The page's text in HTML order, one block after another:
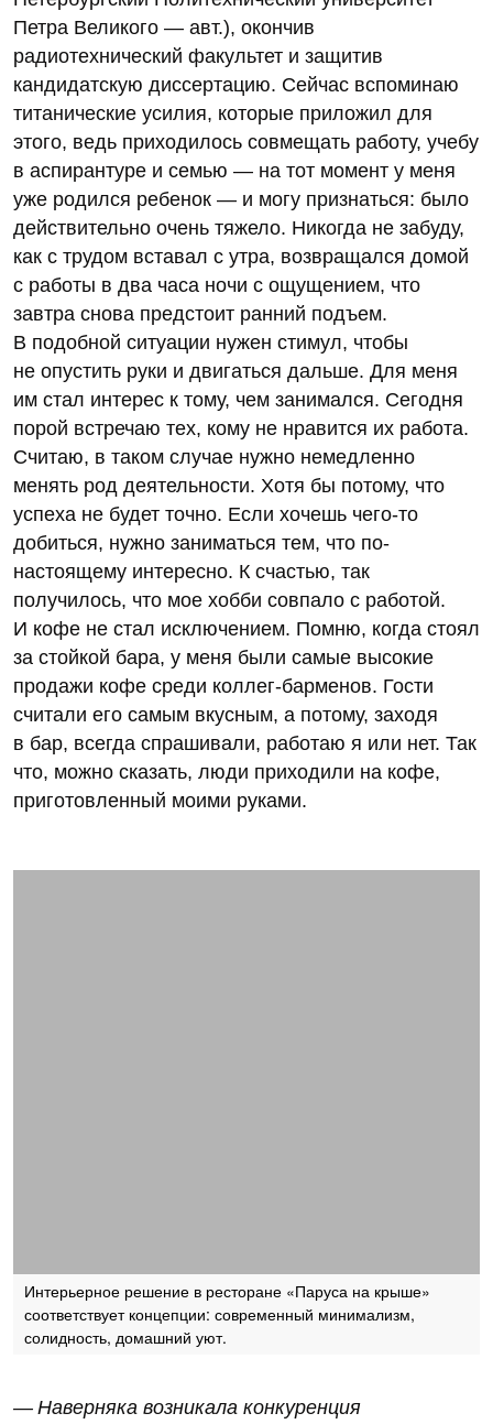
Петра Великого — авт.), окончив
радиотехнический факультет и защитив
кандидатскую диссертацию. Сейчас вспоминаю
титанические усилия, которые приложил для
этого, ведь приходилось совмещать работу, учебу
в аспирантуре и семью — на тот момент у меня
уже родился ребенок — и могу признаться: было
действительно очень тяжело. Никогда не забуду,
как с трудом вставал с утра, возвращался домой
с работы в два часа ночи с ощущением, что
завтра снова предстоит ранний подъем.
В подобной ситуации нужен стимул, чтобы
не опустить руки и двигаться дальше. Для меня
им стал интерес к тому, чем занимался. Сегодня
порой встречаю тех, кому не нравится их работа.
Считаю, в таком случае нужно немедленно
менять род деятельности. Хотя бы потому, что
успеха не будет точно. Если хочешь чего-то
добиться, нужно заниматься тем, что по-
настоящему интересно. К счастью, так
получилось, что мое хобби совпало с работой.
И кофе не стал исключением. Помню, когда стоял
за стойкой бара, у меня были самые высокие
продажи кофе среди коллег-барменов. Гости
считали его самым вкусным, а потому, заходя
в бар, всегда спрашивали, работаю я или нет. Так
что, можно сказать, люди приходили на кофе,
приготовленный моими руками.
Интерьерное решение в ресторане «Паруса на крыше»
соответствует концепции: современный минимализм,
солидность, домашний уют.
— Наверняка возникала конкуренция